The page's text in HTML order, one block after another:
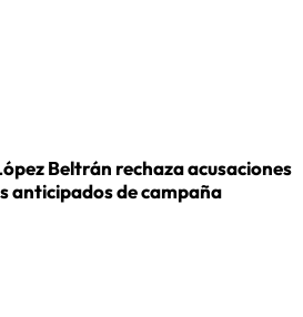
Beltrán rechaza acusaciones
anticipados de campaña